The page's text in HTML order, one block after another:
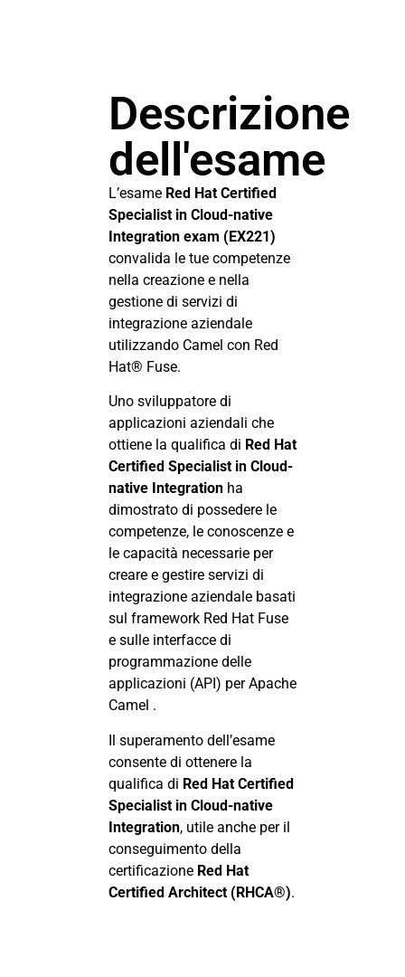
Descrizione
dell'esame
L’esame Red Hat Certified
Specialist in Cloud-native
Integration exam (EX221)
convalida le tue competenze
nella creazione e nella
gestione di servizi di
integrazione aziendale
utilizzando Camel con Red
Hat® Fuse.
Uno sviluppatore di
applicazioni aziendali che
ottiene la qualifica di Red Hat
Certified Specialist in Cloud-
native Integration ha
dimostrato di possedere le
competenze, le conoscenze e
le capacità necessarie per
creare e gestire servizi di
integrazione aziendale basati
sul framework Red Hat Fuse
e sulle interfacce di
programmazione delle
applicazioni (API) per Apache
Camel .
Il superamento dell’esame
consente di ottenere la
qualifica di Red Hat Certified
Specialist in Cloud-native
Integration, utile anche per il
conseguimento della
certificazione Red Hat
Certified Architect (RHCA®).